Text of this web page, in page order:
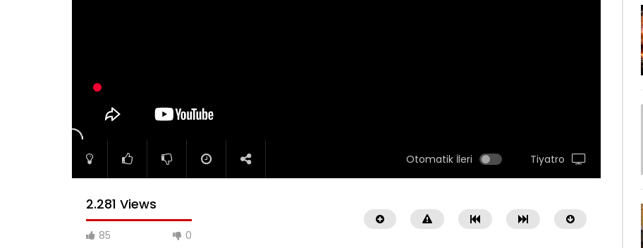
Otomatik İleri Tiyatro
2.281 Views
85 0